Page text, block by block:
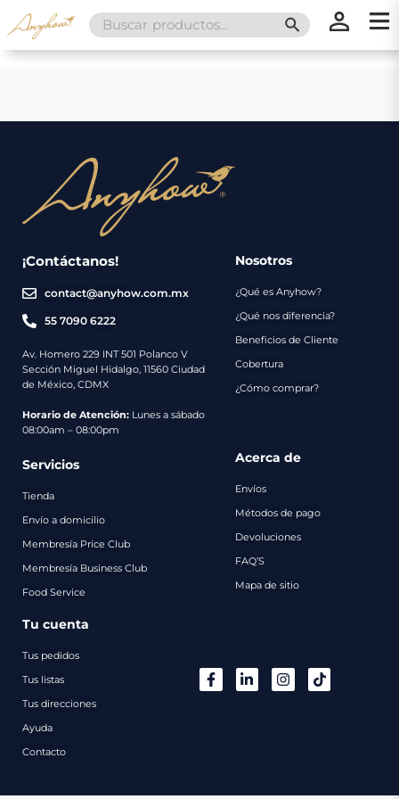
Search
for:
SEARCH
¡Contáctanos!
contact@anyhow.com.mx
55 7090 6222
Av. Homero 229 INT 501 Polanco V
Sección Miguel Hidalgo, 11560 Ciudad
de México, CDMX
Horario de Atención: Lunes a sábado
08:00am – 08:00pm
Nosotros
¿Qué es Anyhow?
¿Qué nos diferencia?
Beneficios de Cliente
Cobertura
¿Cómo comprar?
Servicios
Tienda
Envío a domicilio
Membresía Price Club
Membresía Business Club
Food Service
Acerca de
Envíos
Métodos de pago
Devoluciones
FAQ’S
Mapa de sitio
Tu cuenta
Tus pedidos
Tus listas
Tus direcciones
Ayuda
Contacto
Nosotros
Servicios
Envíos
Métodos
de
Catálogo
Regalos
Contacto